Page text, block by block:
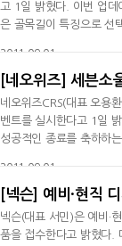
고 1일 밝혔다. 이번 업
은 골목길이 특징으로 선
2011-09-01
[네오위즈] 세븐소
네오위즈CRS(대표 오용
벤트를 실시한다고 1일
성공적인 종료를 축하하
2011-09-01
[넥슨] 예비·현직
넥슨(대표 서민)은 예비·
품을 접수한다고 밝혔다.